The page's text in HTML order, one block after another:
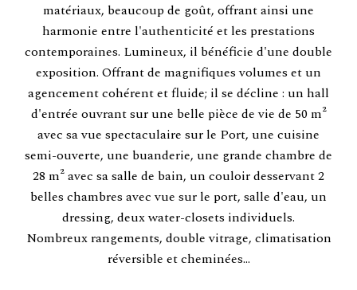
matériaux, beaucoup de goût, offrant ainsi une
harmonie entre l'authenticité et les prestations
contemporaines. Lumineux, il bénéficie d'une double
exposition. Offrant de magnifiques volumes et un
agencement cohérent et fluide; il se décline : un hall
d'entrée ouvrant sur une belle pièce de vie de 50 m²
avec sa vue spectaculaire sur le Port, une cuisine
semi-ouverte, une buanderie, une grande chambre de
28 m² avec sa salle de bain, un couloir desservant 2
belles chambres avec vue sur le port, salle d'eau, un
dressing, deux water-closets individuels.
Nombreux rangements, double vitrage, climatisation
réversible et cheminées...